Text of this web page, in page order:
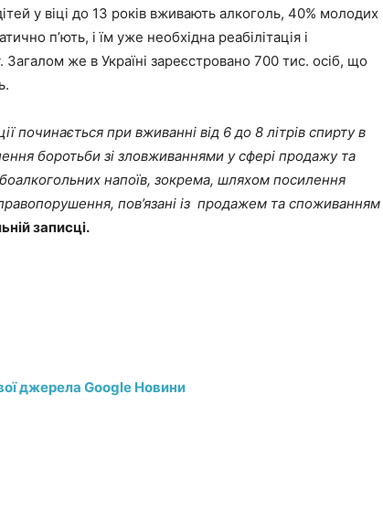
у віці до 13 років вживають алкоголь, 40% молодих
п’ють, і їм уже необхідна реабілітація і
Загалом же в Україні зареєстровано 700 тис. осіб, що
починається при вживанні від 6 до 8 літрів спирту в
боротьби зі зловживаннями у сфері продажу та
напоїв, зокрема, шляхом посилення
правопорушення, пов’язані із продажем та споживанням
записці.
джерела Google Новини